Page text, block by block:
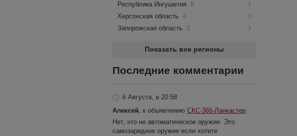
Республика Ингушетия
8
Херсонская область
4
Запорожская область
2
Показать все регионы
Последние комментарии
6 Августа, в 20:58
Алексей , к объявлениюСКС-366-Ланкастер
Нет, это не автоматическое оружие. Это
самозарядное оружие если хотите